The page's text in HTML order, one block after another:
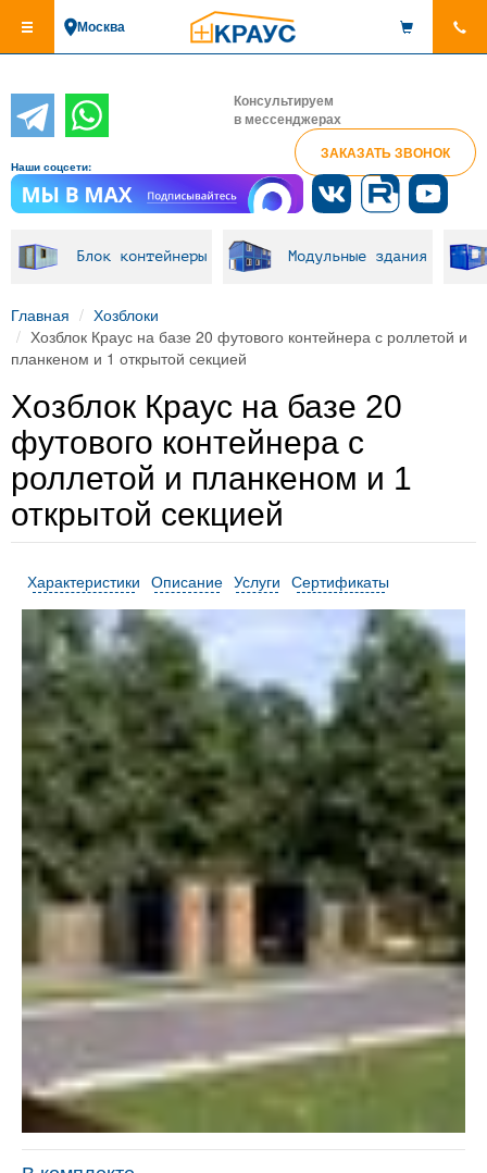
основному
Москва
Консультируем
в мессенджерах
ЗАКАЗАТЬ ЗВОНОК
Наши соцсети:
Блок контейнеры Модульные здания
Главная
Хозблоки
Хозблок Краус на базе 20 футового контейнера с роллетой и
планкеном и 1 открытой секцией
Хозблок Краус на базе 20
футового контейнера с
роллетой и планкеном и 1
открытой секцией
Характеристики Описание Услуги Сертификаты